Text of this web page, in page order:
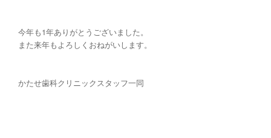
今年も1年ありがとうございました。
また来年もよろしくおねがいします。
かたせ歯科クリニックスタッフ一同